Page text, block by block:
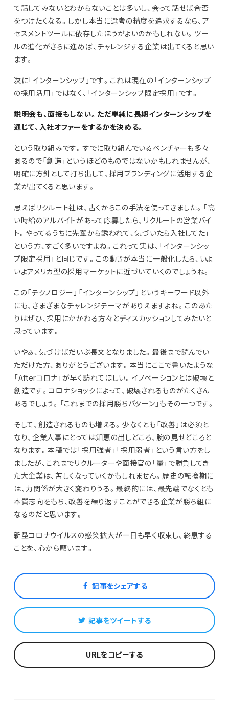
て話してみないとわからないことは多いし、会って話せば合否
をつけたくなる。しかし本当に選考の精度を追求するなら、ア
セスメントツールに依存したほうがよいのかもしれない。ツー
ルの進化がさらに進めば、チャレンジする企業は出てくると思い
ます。
次に「インターンシップ」です。これは現在の「インターンシップ
の採用活用」ではなく、「インターンシップ限定採用」です。
説明会も、面接もしない。ただ単純に長期インターンシップを
通じて、入社オファーをするかを決める。
という取り組みです。すでに取り組んでいるベンチャーも多々
あるので「創造」というほどのものではないかもしれませんが、
明確に方針として打ち出して、採用ブランディングに活用する企
業が出てくると思います。
思えばリクルート社は、古くからこの手法を使ってきました。「高
い時給のアルバイトがあって応募したら、リクルートの営業バイ
ト。やってるうちに先輩から誘われて、気づいたら入社してた」
という方、すごく多いですよね。これって実は、「インターンシッ
プ限定採用」と同じです。この動きが本当に一般化したら、いよ
いよアメリカ型の採用マーケットに近づいていくのでしょうね。
この「テクノロジー」「インターンシップ」というキーワード以外
にも、さまざまなチャレンジテーマがありえますよね。このあた
りはぜひ、採用にかかわる方々とディスカッションしてみたいと
思っています。
いやぁ、気づけばだいぶ長文となりました。最後まで読んでい
ただけた方、ありがとうございます。本当にここで書いたような
「Afterコロナ」が早く訪れてほしい。イノベーションとは破壊と
創造です。コロナショックによって、破壊されるものがたくさん
あるでしょう。「これまでの採用勝ちパターン」もその一つです。
そして、創造されるものも増える。少なくとも「改善」は必須と
なり、企業人事にとっては知恵の出しどころ、腕の見せどころと
なります。本稿では「採用強者」「採用弱者」という言い方をし
ましたが、これまでリクルーターや面接官の「量」で勝負してき
た大企業は、苦しくなっていくかもしれません。歴史の転換期に
は、力関係が大きく変わりうる。最終的には、最先端でなくとも
本質志向をもち、改善を繰り返すことができる企業が勝ち組に
なるのだと思います。
新型コロナウイルスの感染拡大が一日も早く収束し、終息する
ことを、心から願います。
記事をシェアする
記事をツイートする
URLをコピーする